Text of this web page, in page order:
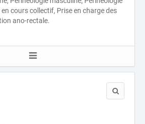
cours collectif, Prise en charge des
ano-rectale.